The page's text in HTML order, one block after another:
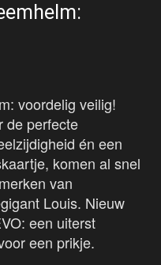
voordelig veilig!
de perfecte
én een
komen al snel
van
Louis. Nieuw
een uiterst
een prikje.